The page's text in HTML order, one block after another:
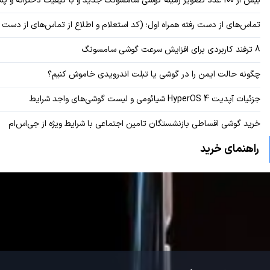
تماس‌های از دست رفته همراه اول؛ (کد استعلام و اطلاع از تماس‌های از دست
8 ترفند کاربردی برای افزایش سرعت گوشی سامسونگ
چگونه حالت ایمن را در گوشی یا تبلت اندرویدی خاموش کنیم؟
جزئیات آپدیت HyperOS 4 شیائومی و لیست گوشی‌های واجد شرایط
خرید گوشی اقساطی بازنشستگان تامین اجتماعی با شرایط ویژه از جی‌اس‌ام
راهنمای خرید
X